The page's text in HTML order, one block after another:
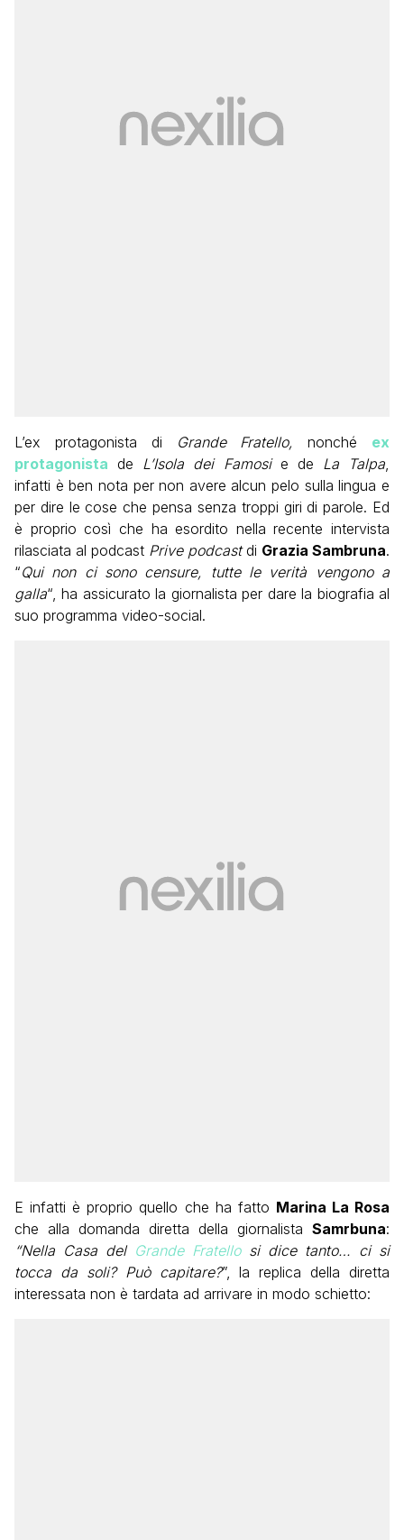
L’ex protagonista di Grande Fratello,nonché ex
protagonista de L’Isola dei Famosie de La Talpa,
infatti è ben nota per non avere alcun pelo sulla lingua e
per dire le cose che pensa senza troppi giri di parole. Ed
è proprio così che ha esordito nella recente intervista
rilasciata al podcast Prive podcastdi Grazia Sambruna.
“Qui non ci sono censure, tutte le verità vengono a
galla“, ha assicurato la giornalista per dare la biografia al
suo programma video-social.
E infatti è proprio quello che ha fatto Marina La Rosa
che alla domanda diretta della giornalista Samrbuna:
“Nella Casa del Grande Fratellosi dice tanto… ci si
tocca da soli? Può capitare?”, la replica della diretta
interessata non è tardata ad arrivare in modo schietto: